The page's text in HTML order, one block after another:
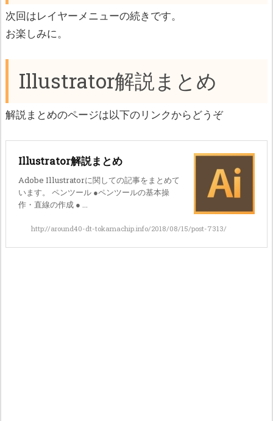
次回はレイヤーメニューの続きです。
お楽しみに。
Illustrator解説まとめ
解説まとめのページは以下のリンクからどうぞ
Illustrator解説まとめ
Adobe Illustratorに関しての記事をまとめて
います。 ペンツール ●ペンツールの基本操
作・直線の作成 ● ...
http://around40-dt-tokamachip.info/2018/08/15/post-7313/